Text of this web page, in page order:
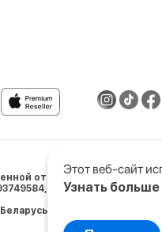
ответственностью
выдано 05.03.2024
г. Минcк, ул. Ленина,
Этот веб-сайт
Узнать больше